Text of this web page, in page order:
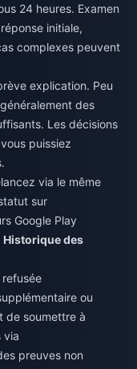
24 heures. Examen
initiale,
complexes peuvent
explication. Peu
des
Les décisions
puissiez
via le même
sur
Google Play
Historique des
ou
de soumettre à
via
preuves non